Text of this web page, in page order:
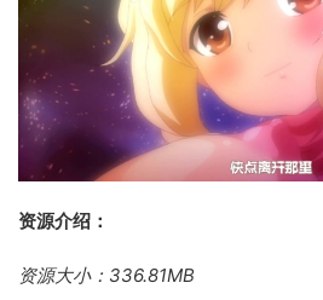
资源介绍：
资源大小：336.81MB